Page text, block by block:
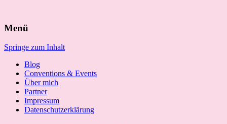
nach:
Menü
Springe zum Inhalt
Blog
Conventions & Events
Über mich
Partner
Impressum
Datenschutzerklärung